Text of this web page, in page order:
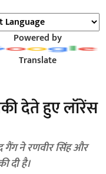
Powered by
Translate
देते हुए लॉरेंस
गैंग ने रणवीर सिंह और
दी है।